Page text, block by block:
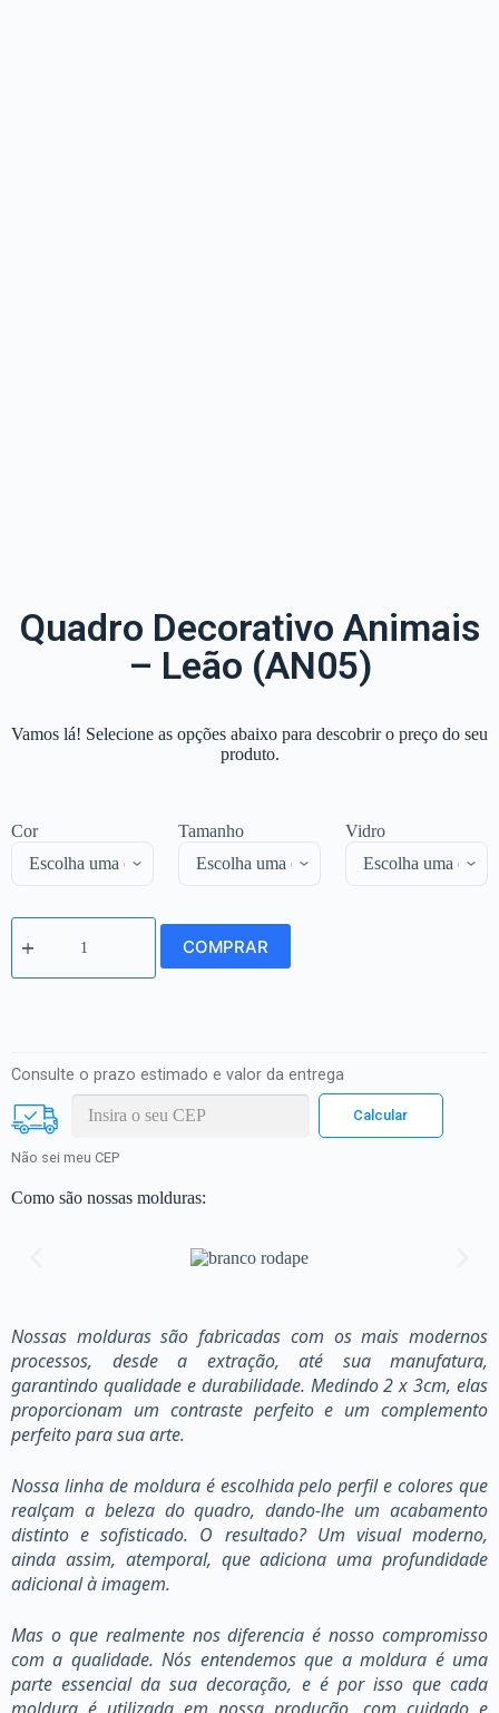
Quadro Decorativo Animais
– Leão (AN05)
Vamos lá! Selecione as opções abaixo para descobrir o preço do seu
produto.
Cor Tamanho Vidro
COMPRAR
Consulte o prazo estimado e valor da entrega
Não sei meu CEP
Como são nossas molduras:
Nossas molduras são fabricadas com os mais modernos
processos, desde a extração, até sua manufatura,
garantindo qualidade e durabilidade. Medindo 2 x 3cm, elas
proporcionam um contraste perfeito e um complemento
perfeito para sua arte.
Nossa linha de moldura é escolhida pelo perfil e colores que
realçam a beleza do quadro, dando-lhe um acabamento
distinto e sofisticado. O resultado? Um visual moderno,
ainda assim, atemporal, que adiciona uma profundidade
adicional à imagem.
Mas o que realmente nos diferencia é nosso compromisso
com a qualidade. Nós entendemos que a moldura é uma
parte essencial da sua decoração, e é por isso que cada